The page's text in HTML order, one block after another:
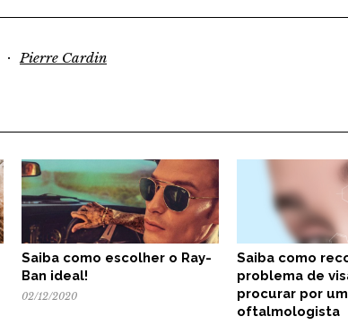
· Pierre Cardin
Saiba como escolher o Ray-
Ban ideal!
02/12/2020
Saiba como
problema de
procurar por um
oftalmologista